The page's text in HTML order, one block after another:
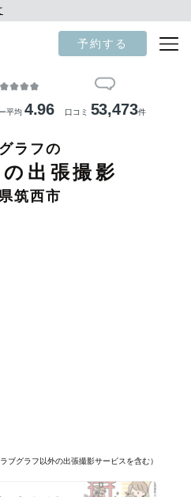
予約する
平均 4.96 口コミ 53,473件
ラフの
出張撮影
筑西市
グラフ以外の出張撮影サービスを含む）